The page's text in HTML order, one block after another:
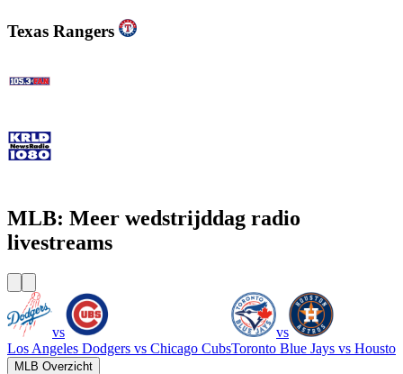
Texas Rangers
MLB: Meer wedstrijddag radio
livestreams
vs
Los Angeles Dodgers vs Chicago Cubs
vs
Toronto Blue Jays vs
MLB Overzicht